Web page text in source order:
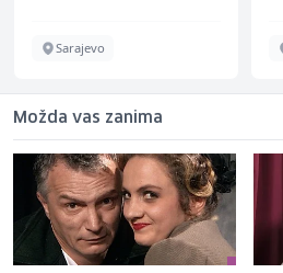
Sarajevo
Možda vas zanima